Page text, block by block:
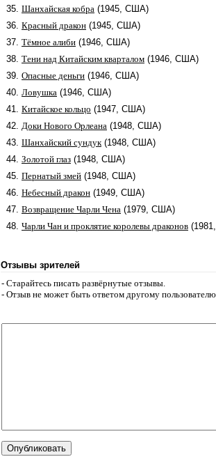
35. Шанхайская кобра (1945, США)
36. Красный дракон (1945, США)
37. Тёмное алиби (1946, США)
38. Тени над Китайским кварталом (1946, США)
39. Опасные деньги (1946, США)
40. Ловушка (1946, США)
41. Китайское кольцо (1947, США)
42. Доки Нового Орлеана (1948, США)
43. Шанхайский сундук (1948, США)
44. Золотой глаз (1948, США)
45. Пернатый змей (1948, США)
46. Небесный дракон (1949, США)
47. Возвращение Чарли Чена (1979, США)
48. Чарли Чан и проклятие королевы драконов
Отзывы зрителей
- Старайтесь писать развёрнутые отзывы.
- Отзыв не может быть ответом другому